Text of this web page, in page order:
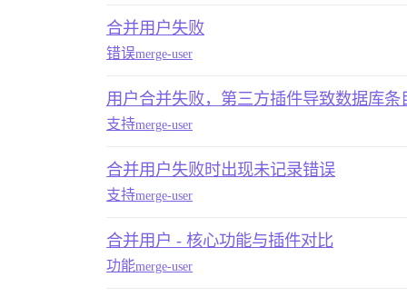
合并用户失败
错误merge-user
用户合并失败，第三方插件导致数据库条
支持merge-user
合并用户失败时出现未记录错误
支持merge-user
合并用户 - 核心功能与插件对比
功能merge-user